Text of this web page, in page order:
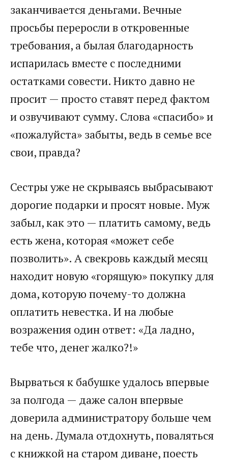
заканчивается деньгами. Вечные
просьбы переросли в откровенные
требования, а былая благодарность
испарилась вместе с последними
остатками совести. Никто давно не
просит — просто ставят перед фактом
и озвучивают сумму. Слова «спасибо» и
«пожалуйста» забыты, ведь в семье все
свои, правда?
Сестры уже не скрываясь выбрасывают
дорогие подарки и просят новые. Муж
забыл, как это — платить самому, ведь
есть жена, которая «может себе
позволить». А свекровь каждый месяц
находит новую «горящую» покупку для
дома, которую почему-то должна
оплатить невестка. И на любые
возражения один ответ: «Да ладно,
тебе что, денег жалко?!»
Вырваться к бабушке удалось впервые
за полгода — даже салон впервые
доверила администратору больше чем
на день. Думала отдохнуть, поваляться
с книжкой на старом диване, поесть